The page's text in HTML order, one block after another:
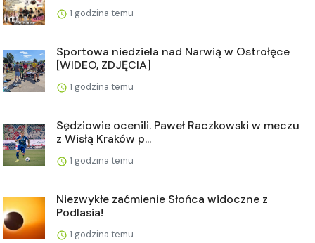
1 godzina temu
Sportowa niedziela nad Narwią w Ostrołęce
[WIDEO, ZDJĘCIA]
1 godzina temu
Sędziowie ocenili. Paweł Raczkowski w meczu
z Wisłą Kraków p...
1 godzina temu
Niezwykłe zaćmienie Słońca widoczne z
Podlasia!
1 godzina temu